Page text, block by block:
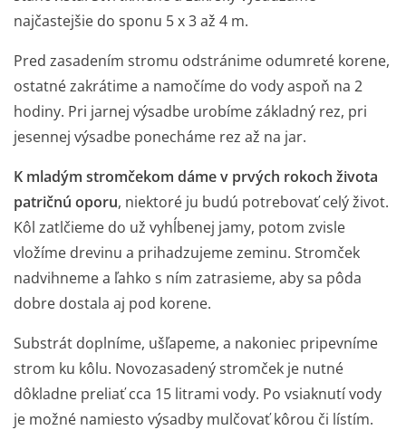
najčastejšie do sponu 5 x 3 až 4 m.
Pred zasadením stromu odstránime odumreté korene,
ostatné zakrátime a namočíme do vody aspoň na 2
hodiny. Pri jarnej výsadbe urobíme základný rez, pri
jesennej výsadbe ponecháme rez až na jar.
K mladým stromčekom dáme v prvých rokoch života
patričnú oporu, niektoré ju budú potrebovať celý život.
Kôl zatlčieme do už vyhĺbenej jamy, potom zvisle
vložíme drevinu a prihadzujeme zeminu. Stromček
nadvihneme a ľahko s ním zatrasieme, aby sa pôda
dobre dostala aj pod korene.
Substrát doplníme, ušľapeme, a nakoniec pripevníme
strom ku kôlu. Novozasadený stromček je nutné
dôkladne preliať cca 15 litrami vody. Po vsiaknutí vody
je možné namiesto výsadby mulčovať kôrou či lístím.